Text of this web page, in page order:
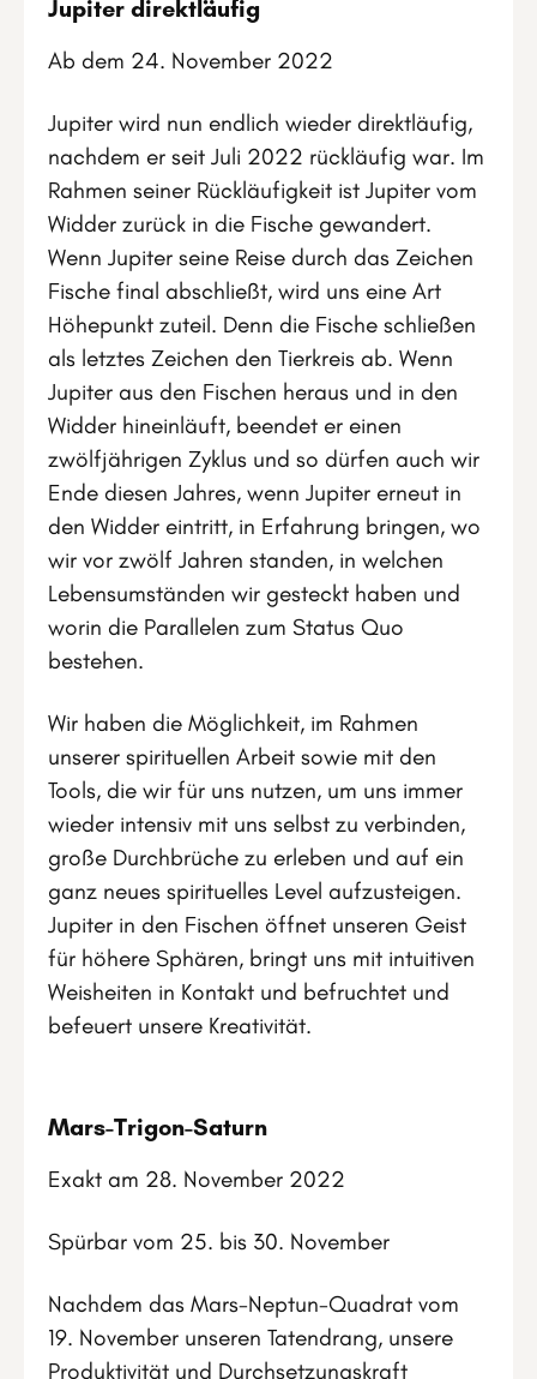
Jupiter direktläufig
Ab dem 24. November 2022
Jupiter wird nun endlich wieder direktläufig,
nachdem er seit Juli 2022 rückläufig war. Im
Rahmen seiner Rückläufigkeit ist Jupiter vom
Widder zurück in die Fische gewandert.
Wenn Jupiter seine Reise durch das Zeichen
Fische final abschließt, wird uns eine Art
Höhepunkt zuteil. Denn die Fische schließen
als letztes Zeichen den Tierkreis ab. Wenn
Jupiter aus den Fischen heraus und in den
Widder hineinläuft, beendet er einen
zwölfjährigen Zyklus und so dürfen auch wir
Ende diesen Jahres, wenn Jupiter erneut in
den Widder eintritt, in Erfahrung bringen, wo
wir vor zwölf Jahren standen, in welchen
Lebensumständen wir gesteckt haben und
worin die Parallelen zum Status Quo
bestehen.
Wir haben die Möglichkeit, im Rahmen
unserer spirituellen Arbeit sowie mit den
Tools, die wir für uns nutzen, um uns immer
wieder intensiv mit uns selbst zu verbinden,
große Durchbrüche zu erleben und auf ein
ganz neues spirituelles Level aufzusteigen.
Jupiter in den Fischen öffnet unseren Geist
für höhere Sphären, bringt uns mit intuitiven
Weisheiten in Kontakt und befruchtet und
befeuert unsere Kreativität.
Mars-Trigon-Saturn
Exakt am 28. November 2022
Spürbar vom 25. bis 30. November
Nachdem das Mars-Neptun-Quadrat vom
19. November unseren Tatendrang, unsere
Produktivität und Durchsetzungskraft